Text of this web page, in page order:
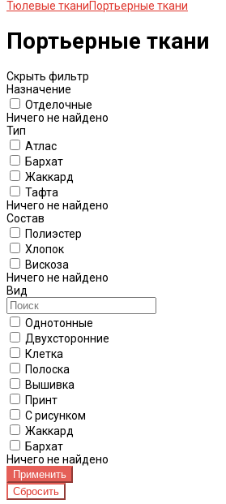
Тюлевые тканиПортьерные ткани
Портьерные ткани
Скрыть фильтр
Назначение
Отделочные
Ничего не найдено
Тип
Атлас
Бархат
Жаккард
Тафта
Ничего не найдено
Состав
Полиэстер
Хлопок
Вискоза
Ничего не найдено
Вид
Однотонные
Двухсторонние
Клетка
Полоска
Вышивка
Принт
С рисунком
Жаккард
Бархат
Ничего не найдено